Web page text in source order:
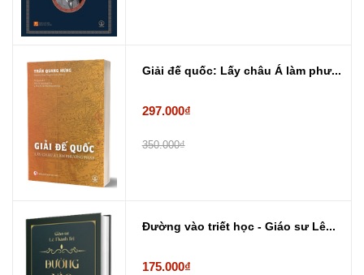
Giải đế quốc: Lấy châu Á làm phư...
297.000₫
350.000₫
Đường vào triết học - Giáo sư Lê...
175.000₫